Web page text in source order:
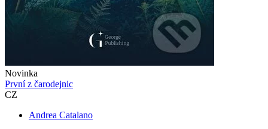
Novinka
První z čarodejnic
CZ
Andrea Catalano